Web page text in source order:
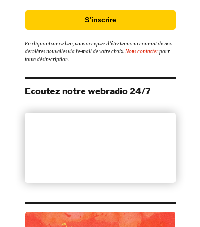
S’inscrire
En cliquant sur ce lien, vous acceptez d’être tenus au courant de nos
dernières nouvelles via l’e-mail de votre choix.Nous contacterpour
toute désinscription.
Ecoutez notre webradio 24/7